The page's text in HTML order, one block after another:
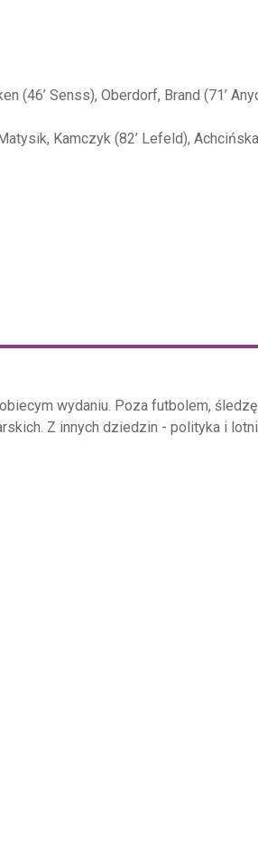
(46’ Senss), Oberdorf, Brand (71’
Kamczyk (82’ Lefeld),
wydaniu. Poza futbolem, śledzę
Z innych dziedzin - polityka i